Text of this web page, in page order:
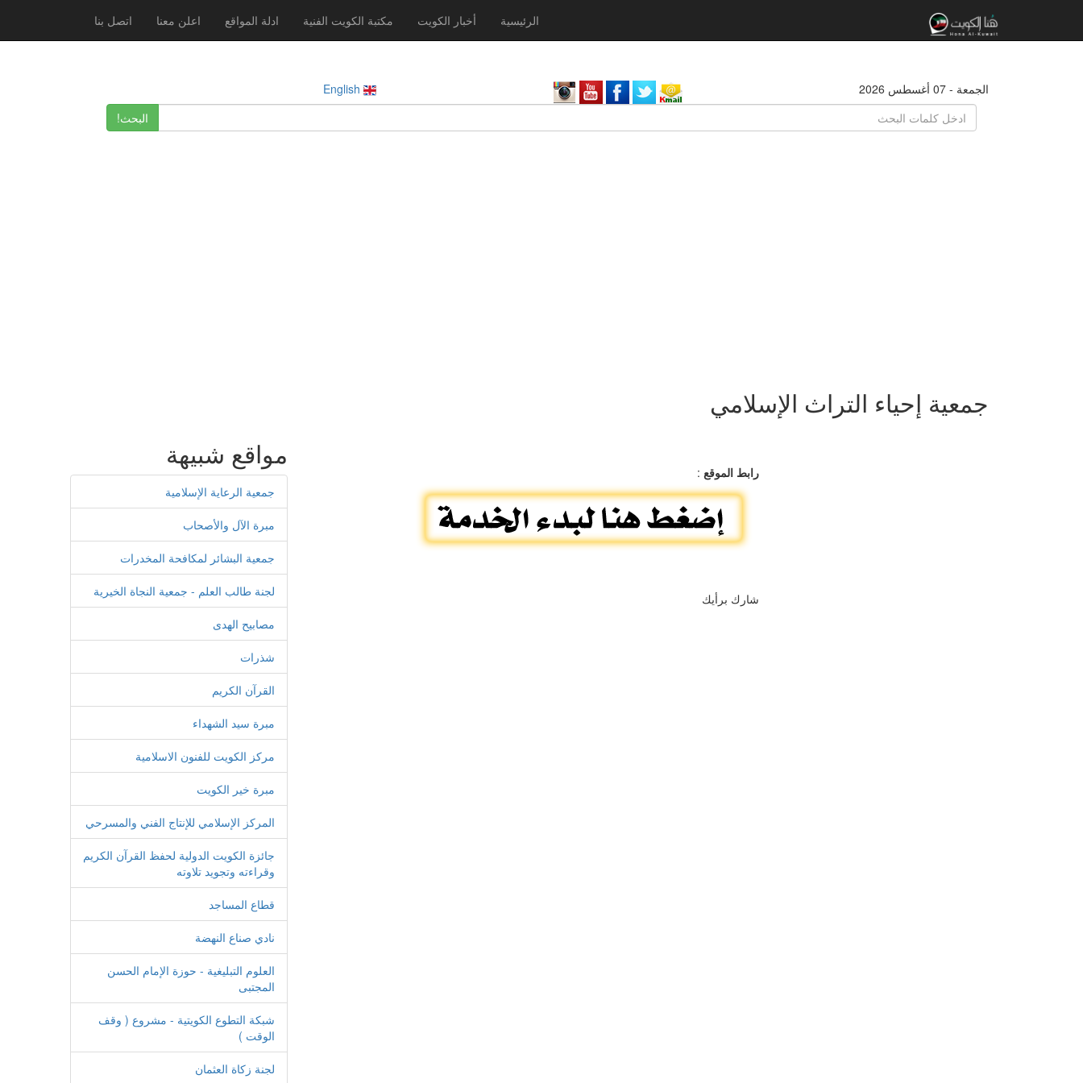
الرئيسية أخبار الكويت مكتبة الكويت الفنية ادلة المواقع اعلن معنا اتصل بنا
الجمعة - 07 أغسطس 2026
البحث!
جمعية إحياء التراث الإسلامي
رابط الموقع :
شارك برأيك
مواقع شبيهة
جمعية الرعاية الإسلامية
مبرة الآل والأصحاب
جمعية البشائر لمكافحة المخدرات
لجنة طالب العلم - جمعية النجاة الخيرية
مصابيح الهدى
شذرات
القرآن الكريم
مبرة سيد الشهداء
مركز الكويت للفنون الاسلامية
مبرة خير الكويت
المركز الإسلامي للإنتاج الفني والمسرحي
جائزة الكويت الدولية لحفظ القرآن الكريم
وقراءته وتجويد تلاوته
قطاع المساجد
نادي صناع النهضة
العلوم التبليغية - حوزة الإمام الحسن
المجتبى
شبكة التطوع الكويتية - مشروع ( وقف
الوقت )
لجنة زكاة العثمان